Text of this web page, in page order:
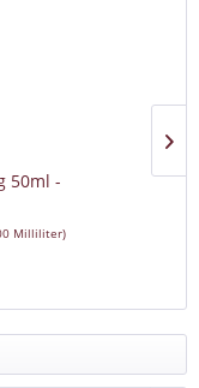
50ml -
Milliliter)